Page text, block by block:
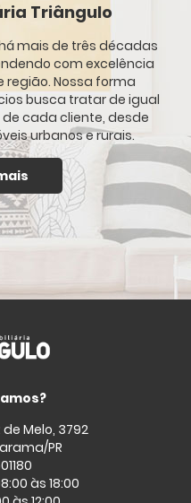
Triângulo
mais de três décadas
com excelência
região. Nossa forma
busca tratar de igual
cada cliente, desde
urbanos e rurais.
Melo, 3792
PR
às 18:00